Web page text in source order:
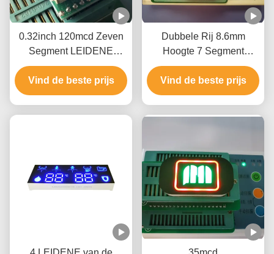
0.32inch 120mcd Zeven
Segment LEIDENE
Vertoning ROHS voor
Macht
Vind de beste prijs
Dubbele Rij 8.6mm
Hoogte 7 Segment
LEIDENE Vertoning
Twee Kleur 3 Cijfer
Vind de beste prijs